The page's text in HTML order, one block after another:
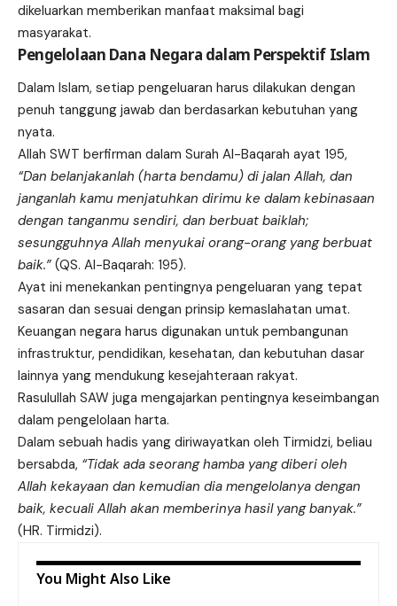
dikeluarkan memberikan manfaat maksimal bagi
masyarakat.
Pengelolaan Dana Negara dalam Perspektif Islam
Dalam Islam, setiap pengeluaran harus dilakukan dengan
penuh tanggung jawab dan berdasarkan kebutuhan yang
nyata.
Allah SWT berfirman dalam Surah Al-Baqarah ayat 195,
“Dan belanjakanlah (harta bendamu) di jalan Allah, dan
janganlah kamu menjatuhkan dirimu ke dalam kebinasaan
dengan tanganmu sendiri, dan berbuat baiklah;
sesungguhnya Allah menyukai orang-orang yang berbuat
baik.” (QS. Al-Baqarah: 195).
Ayat ini menekankan pentingnya pengeluaran yang tepat
sasaran dan sesuai dengan prinsip kemaslahatan umat.
Keuangan negara harus digunakan untuk pembangunan
infrastruktur, pendidikan, kesehatan, dan kebutuhan dasar
lainnya yang mendukung kesejahteraan rakyat.
Rasulullah SAW juga mengajarkan pentingnya keseimbangan
dalam pengelolaan harta.
Dalam sebuah hadis yang diriwayatkan oleh Tirmidzi, beliau
bersabda, “Tidak ada seorang hamba yang diberi oleh
Allah kekayaan dan kemudian dia mengelolanya dengan
baik, kecuali Allah akan memberinya hasil yang banyak.”
(HR. Tirmidzi).
You Might Also Like